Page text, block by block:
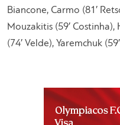
Biancone, Carmo (81′
Mouzakitis (59′
(74′ Velde), Yaremchuk